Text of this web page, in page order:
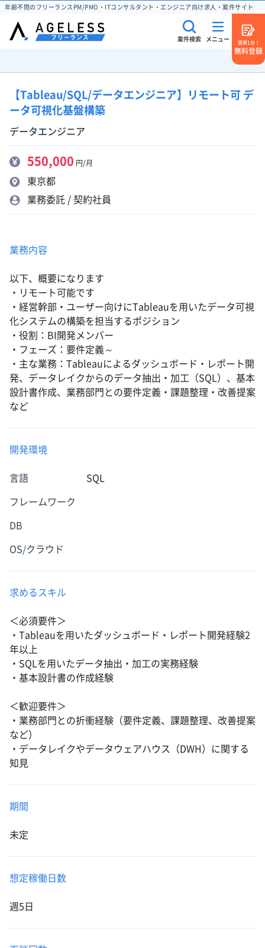
年齢不問のフリーランスPM/PMO・ITコンサルタント・エンジニア向け求人・案件サイト
案件検索 メニュー
簡単1分！
無料登録
【Tableau/SQL/データエンジニア】リモート可 デ
ータ可視化基盤構築
データエンジニア
550,000 円/月
東京都
業務委託 / 契約社員
業務内容
以下、概要になります
・リモート可能です
・経営幹部・ユーザー向けにTableauを用いたデータ可視
化システムの構築を担当するポジション
・役割：BI開発メンバー
・フェーズ：要件定義～
・主な業務：Tableauによるダッシュボード・レポート開
発、データレイクからのデータ抽出・加工（SQL）、基本
設計書作成、業務部門との要件定義・課題整理・改善提案
など
開発環境
言語 SQL
フレームワーク
DB
OS/クラウド
求めるスキル
＜必須要件＞
・Tableauを用いたダッシュボード・レポート開発経験2
年以上
・SQLを用いたデータ抽出・加工の実務経験
・基本設計書の作成経験
＜歓迎要件＞
・業務部門との折衝経験（要件定義、課題整理、改善提案
など）
・データレイクやデータウェアハウス（DWH）に関する
知見
期間
未定
想定稼働日数
週5日